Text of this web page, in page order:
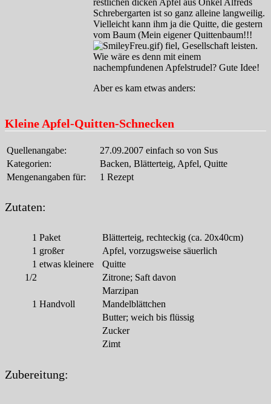
Schrebergarten ist so ganz alleine langweilig.
Vielleicht kann ihm ja die Quitte, die gestern
vom Baum (Mein eigener Quittenbaum!!!
) fiel, Gesellschaft leisten.
Wie wäre es denn mit einem
nachempfundenen Apfelstrudel? Gute Idee!
Aber es kam etwas anders:
Kleine Apfel-Quitten-Schnecken
Quellenangabe:
27.09.2007 einfach so von Sus
Kategorien:
Backen, Blätterteig, Apfel, Quitte
Mengenangaben für:
1 Rezept
Zutaten:
1 Paket
Blätterteig, rechteckig (ca. 20x40cm)
1 großer
Apfel, vorzugsweise säuerlich
1 etwas kleinere
Quitte
1/2
Zitrone; Saft davon
Marzipan
1 Handvoll
Mandelblättchen
Butter; weich bis flüssig
Zucker
Zimt
Zubereitung: